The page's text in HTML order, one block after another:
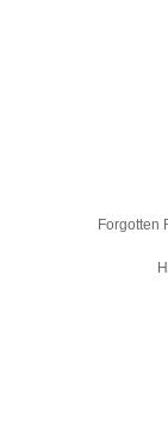
Forgotten